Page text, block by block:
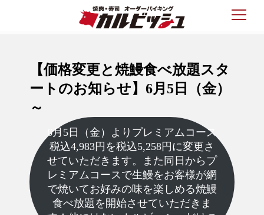
【価格変更と焼鰻食べ放題スタ
ートのお知らせ】6月5日（金）
～
6月5日（金）よりプレミアムコース
税込4,983円を税込5,258円に変更さ
せていただきます。また同日からプ
レミアムコースで生鰻をお客様が網
で焼いてお好みの味を楽しめる焼鰻
食べ放題を開始させていただきま